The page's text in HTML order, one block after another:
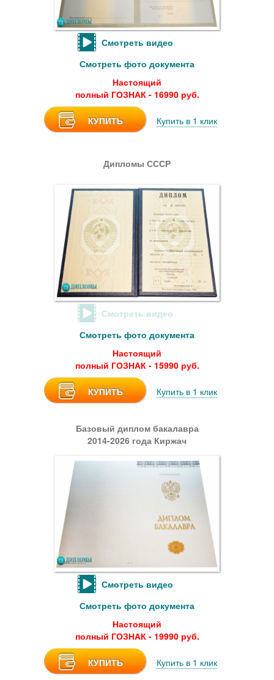
Смотреть видео
Смотреть фото документа
Настоящий
полный ГОЗНАК - 16990 руб.
КУПИТЬ Купить в 1 клик
Дипломы СССР
Смотреть видео
Смотреть фото документа
Настоящий
полный ГОЗНАК - 15990 руб.
КУПИТЬ Купить в 1 клик
Базовый диплом бакалавра
2014-2026 года Киржач
Смотреть видео
Смотреть фото документа
Настоящий
полный ГОЗНАК - 19990 руб.
КУПИТЬ Купить в 1 клик